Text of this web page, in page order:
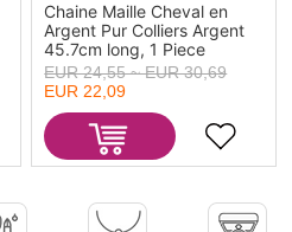
Chaine Maille Cheval en
Argent Pur Colliers Argent
45.7cm long, 1 Piece
EUR 24,55 ~ EUR 30,69
EUR 22,09